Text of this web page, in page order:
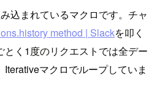
込まれているマクロです。チャ
method | Slackを叩く
とく1度のリクエストでは全デー
マクロでループしていま